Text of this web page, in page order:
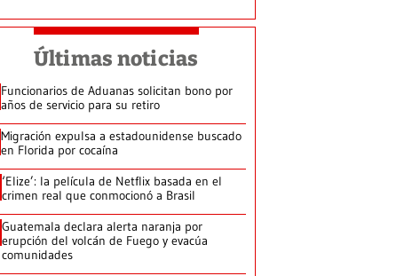
Últimas noticias
Funcionarios de Aduanas solicitan bono por
años de servicio para su retiro
Migración expulsa a estadounidense buscado
en Florida por cocaína
‘Elize’: la película de Netflix basada en el
crimen real que conmocionó a Brasil
Guatemala declara alerta naranja por
erupción del volcán de Fuego y evacúa
comunidades